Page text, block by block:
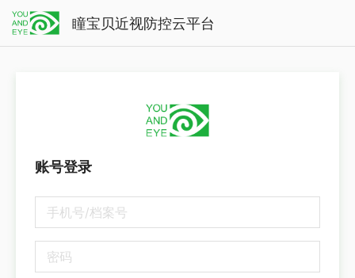
瞳宝贝近视防控云平台
账号登录